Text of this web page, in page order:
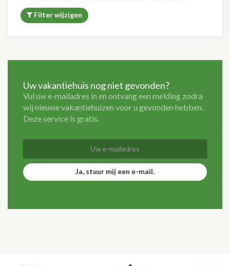
Filter wijzigen
Uw vakantiehuis nog niet gevonden?
Vul uw e-mailadres in en ontvang een melding zodra
wij nieuwe vakantiehuizen voor u gevonden hebben.
Deze service is gratis.
Ja, stuur mij een e-mail.